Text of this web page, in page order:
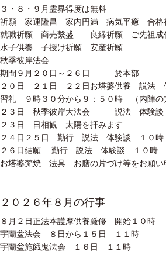
３・８・９月霊界得度は無料
祈願 家運隆昌 家内円満 病気平癒 合格
就職祈願 商売繫盛 良縁祈願 ご先祖成
水子供養 子授け祈願 安産祈願
秋季彼岸法会
期間９月２０日～２６日 於本部
２０日 ２１日 ２２日お塔婆供養 説法
習礼 ９時３０分から９：５０時 （内陣の
２３日 秋季彼岸大法会 説法 体験談
２３日 日相観 太陽を拝みま
２４日２５日 勤行 説法 体験談 １０時
２６日結願 勤行 説法 体験談 １０時
お塔婆梵焼 法具 お膳の片づけ等をお願い
２０２６年８月の行事
８月２日正法本護摩供養厳修 開始１０時
宇蘭盆法会 ８日から１５日 １１時
宇蘭盆施餓鬼法会 １６日 １１時